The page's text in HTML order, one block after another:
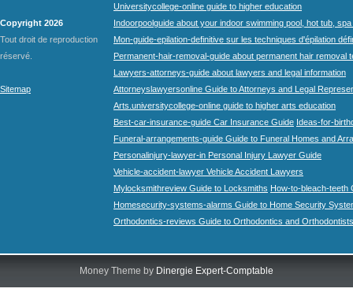
Copyright 2026
Tout droit de reproduction
réservé.
Sitemap
Universitycollege-online guide to higher education
Indoorpoolguide about your indoor swimming pool, hot tub,
Mon-guide-epilation-definitive sur les techniques d'épilation
Permanent-hair-removal-guide about permanent hair removal
Lawyers-attorneys-guide about lawyers and legal information
Attorneyslawyersonline Guide to Attorneys and Legal
Arts.universitycollege-online guide to higher arts education
Best-car-insurance-guide Car Insurance Guide Ideas-for-
Funeral-arrangements-guide Guide to Funeral Homes and
Personalinjury-lawyer-in Personal Injury Lawyer Guide
Vehicle-accident-lawyer Vehicle Accident Lawyers
Mylocksmithreview Guide to Locksmiths How-to-bleach-teeth
Homesecurity-systems-alarms Guide to Home Security
Orthodontics-reviews Guide to Orthodontics and Orthodontists
Money Theme by Dinergie Expert-Comptable